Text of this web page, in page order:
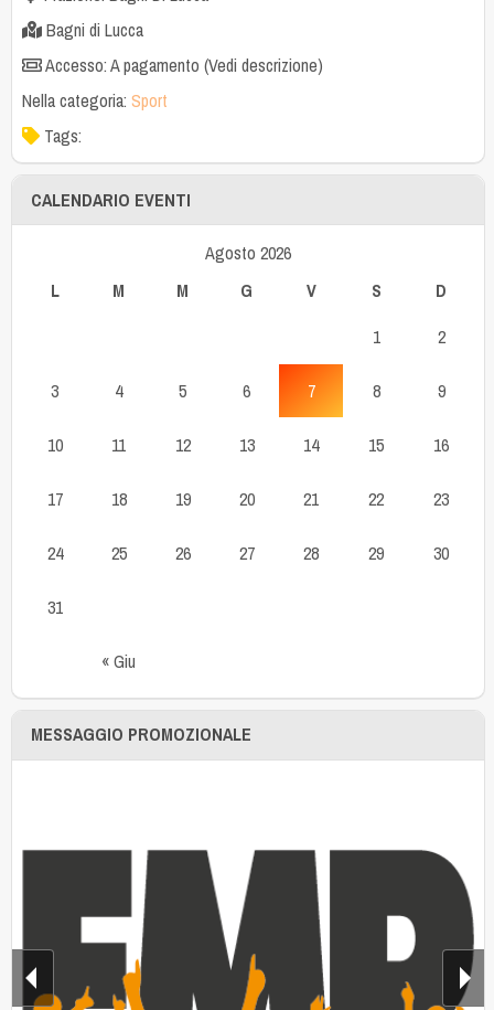
Bagni di Lucca
Accesso: A pagamento (Vedi descrizione)
Nella categoria: Sport
Tags:
CALENDARIO EVENTI
Agosto 2026
L
M M G V S D
« Giu
1 2
3 4 5 6 7 8 9
10 11 12 13 14 15 16
17 18 19 20 21 22 23
24 25 26 27 28 29 30
31
MESSAGGIO PROMOZIONALE